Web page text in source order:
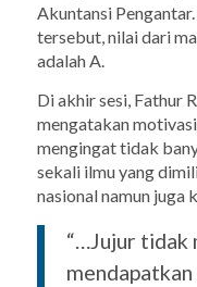
Akuntansi
tersebut, nilai dari
adalah A.
Di akhir sesi, Fathur
mengatakan
mengingat tidak
sekali ilmu yang
nasional namun juga
“…Jujur tidak